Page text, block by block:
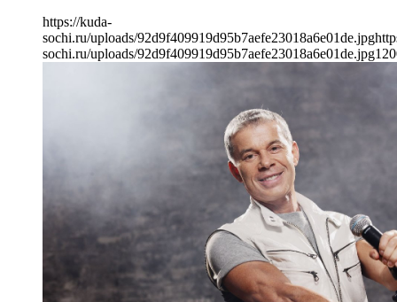
https://kuda-
sochi.ru/uploads/92d9f409919d95b7aefe23018a6e01de.jpg
sochi.ru/uploads/92d9f409919d95b7aefe23018a6e01de.jpg